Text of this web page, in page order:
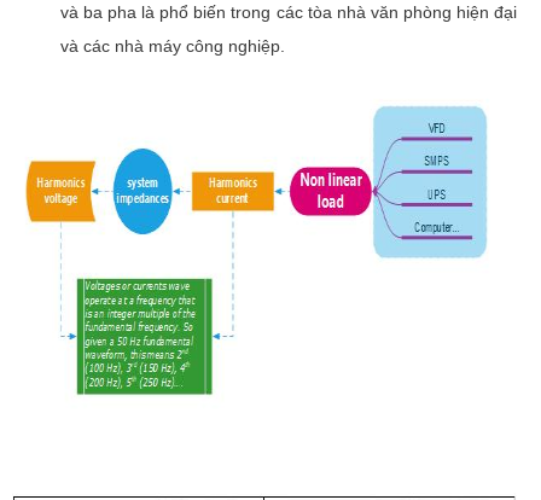
và ba pha là phổ biến trong các tòa nhà văn phòng hiện đại
và các nhà máy công nghiệp.